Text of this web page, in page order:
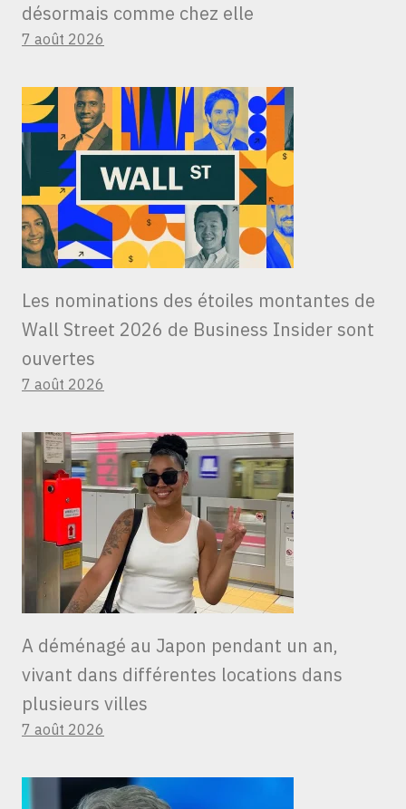
désormais comme chez elle
7 août 2026
Les nominations des étoiles montantes de
Wall Street 2026 de Business Insider sont
ouvertes
7 août 2026
A déménagé au Japon pendant un an,
vivant dans différentes locations dans
plusieurs villes
7 août 2026